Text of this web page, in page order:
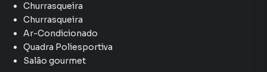
Churrasqueira
Churrasqueira
Ar-Condicionado
Quadra Poliesportiva
Salão gourmet